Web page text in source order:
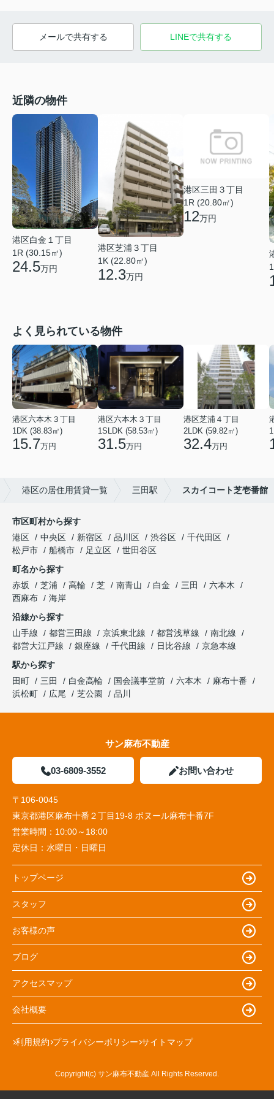
メールで共有する LINEで共有する
近隣の物件
港区白金１丁目
1R (30.15㎡)
24.5万円
港区芝浦３丁目
1K (22.80㎡)
12.3万円
港区三田３丁目
1R (20.80㎡)
12万円
よく見られている物件
港区六本木３丁目
1DK (38.83㎡)
15.7万円
港区六本木３丁目
1SLDK (58.53㎡)
31.5万円
港区芝浦４丁目
2LDK (59.82㎡)
32.4万円
港区の居住用賃貸一覧 三田駅 スカイコート芝壱番館
市区町村から探す
港区
中央区 新宿区 品川区 渋谷区
千代田区
松戸市
船橋市 足立区
世田谷区
町名から探す
赤坂
芝浦 高輪 芝 南青山 白金 三田
六本木
西麻布
海岸
沿線から探す
山手線
都営三田線 京浜東北線 都営浅草線
南北線
都営大江戸線
銀座線 千代田線 日比谷線
京急本線
駅から探す
田町
三田 白金高輪 国会議事堂前 六本木
麻布十番
浜松町
広尾 芝公園 品川
サン麻布不動産
03-6809-3552 お問い合わせ
〒106-0045
東京都港区麻布十番２丁目19-8 ボヌール麻布十番7F
営業時間： 10:00～18:00
定休日： 水曜日・日曜日
トップページ
スタッフ
お客様の声
ブログ
アクセスマップ
会社概要
利用規約 プライバシーポリシー サイトマップ
Copyright(c) サン麻布不動産 All Rights Reserved.